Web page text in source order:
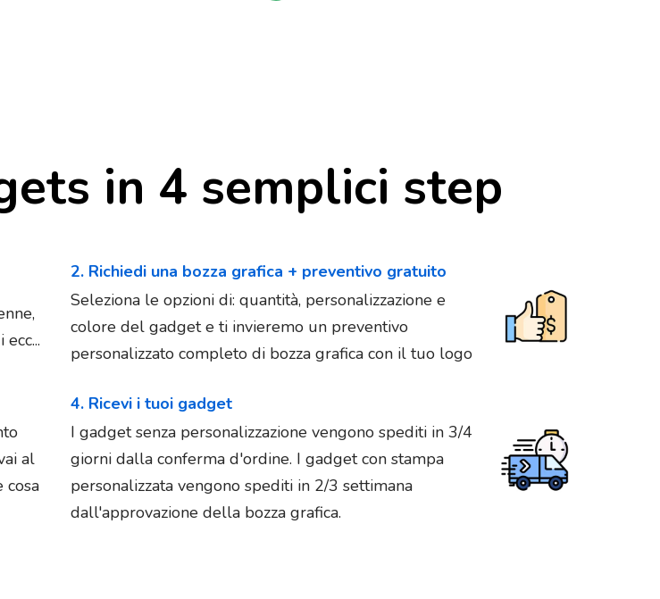
in 4 semplici step
2. Richiedi una bozza grafica + preventivo gratuito
Seleziona le opzioni di: quantità, personalizzazione e
colore del gadget e ti invieremo un preventivo
personalizzato completo di bozza grafica con il tuo logo
al
cosa
4. Ricevi i tuoi gadget
I gadget senza personalizzazione vengono spediti in 3/4
giorni dalla conferma d'ordine. I gadget con stampa
personalizzata vengono spediti in 2/3 settimana
dall'approvazione della bozza grafica.